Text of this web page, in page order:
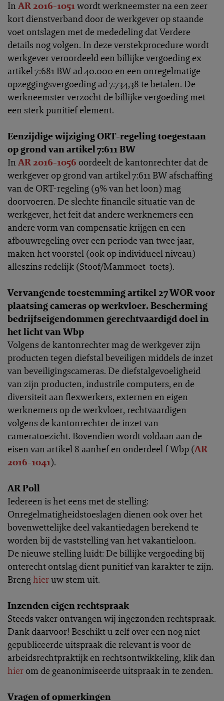
InAR 2016-1051wordt werkneemster na een zeer
kort dienstverband door de werkgever op staande
voet ontslagen met de mededeling dat Verdere
details nog volgen. In deze verstekprocedure wordt
werkgever veroordeeld een billijke vergoeding ex
artikel 7:681 BW ad 40.000 en een onregelmatige
opzeggingsvergoeding ad 7.734,38 te betalen. De
werkneemster verzocht de billijke vergoeding met
een sterk punitief element.
Eenzijdige wijziging ORT-regeling toegestaan
op grond van artikel 7:611 BW
InAR 2016-1056 oordeelt de kantonrechter dat de
werkgever op grond van artikel 7:611 BW afschaffing
van de ORT-regeling (9% van het loon) mag
doorvoeren. De slechte financile situatie van de
werkgever, het feit dat andere werknemers een
andere vorm van compensatie krijgen en een
afbouwregeling over een periode van twee jaar,
maken het voorstel (ook op individueel niveau)
alleszins redelijk (Stoof/Mammoet-toets).
Vervangende toestemming artikel 27 WOR voor
plaatsing cameras op werkvloer. Bescherming
bedrijfseigendommen gerechtvaardigd doel in
het licht van Wbp
Volgens de kantonrechter mag de werkgever zijn
producten tegen diefstal beveiligen middels de inzet
van beveiligingscameras. De diefstalgevoeligheid
van zijn producten, industrile computers, en de
diversiteit aan flexwerkers, externen en eigen
werknemers op de werkvloer, rechtvaardigen
volgens de kantonrechter de inzet van
cameratoezicht. Bovendien wordt voldaan aan de
eisen van artikel 8 aanhef en onderdeel f Wbp (AR
2016-1041).
AR Poll
Iedereen is het eens met de stelling:
Onregelmatigheidstoeslagen dienen ook over het
bovenwettelijke deel vakantiedagen berekend te
worden bij de vaststelling van het vakantieloon.
De nieuwe stelling luidt: De billijke vergoeding bij
onterecht ontslag dient punitief van karakter te zijn.
Brenghieruw stem uit.
Inzenden eigen rechtspraak
Steeds vaker ontvangen wij ingezonden rechtspraak.
Dank daarvoor! Beschikt u zelf over een nog niet
gepubliceerde uitspraak die relevant is voor de
arbeidsrechtpraktijk en rechtsontwikkeling, klik dan
hierom de geanonimiseerde uitspraak in te zenden.
Vragen of opmerkingen